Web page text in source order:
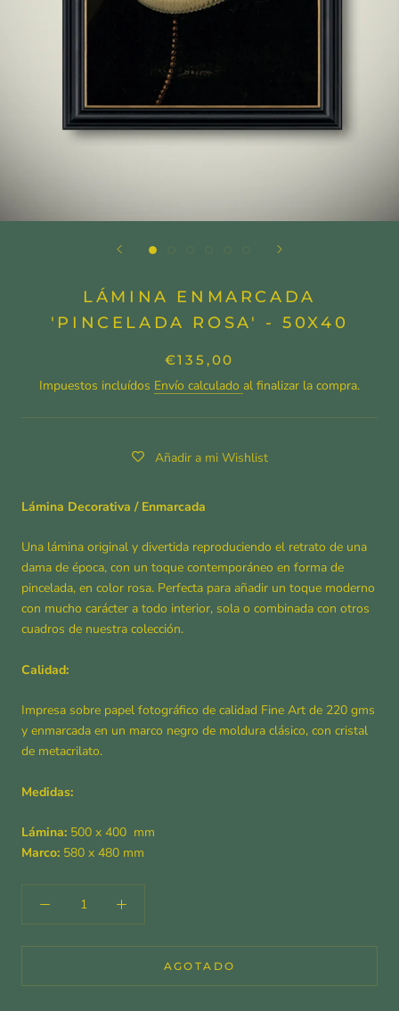
LÁMINA ENMARCADA
'PINCELADA ROSA' - 50X40
€135,00
Impuestos incluídos Envío calculado al finalizar la compra.
Añadir a mi Wishlist
Lámina Decorativa / Enmarcada
Una lámina original y divertida reproduciendo el retrato de una
dama de época, con un toque contemporáneo en forma de
pincelada, en color rosa. Perfecta para añadir un toque moderno
con mucho carácter a todo interior, sola o combinada con otros
cuadros de nuestra colección.
Calidad:
Impresa sobre papel fotográfico de calidad Fine Art de 220 gms
y enmarcada en un marco negro de moldura clásico, con cristal
de metacrilato.
Medidas:
Lámina: 500 x 400 mm
Marco: 580 x 480 mm
AGOTADO